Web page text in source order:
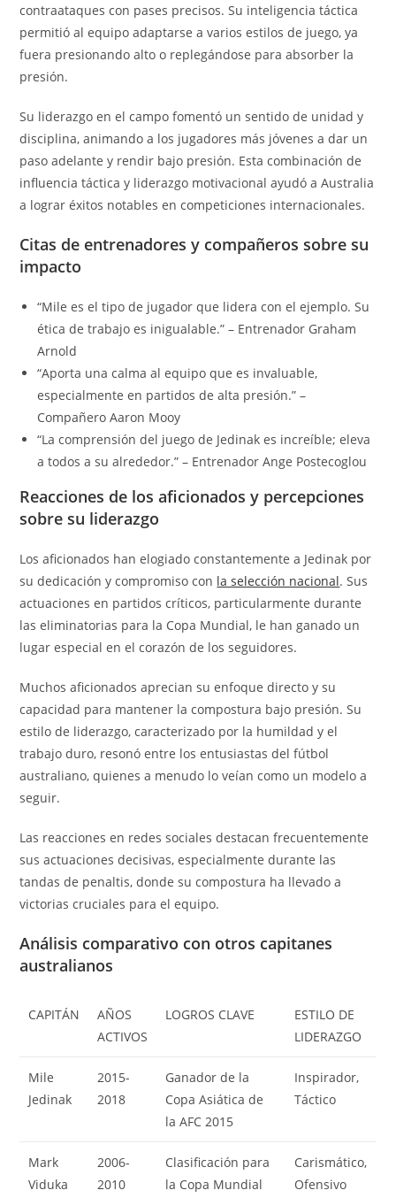
contraataques con pases precisos. Su inteligencia táctica
permitió al equipo adaptarse a varios estilos de juego, ya
fuera presionando alto o replegándose para absorber la
presión.
Su liderazgo en el campo fomentó un sentido de unidad y
disciplina, animando a los jugadores más jóvenes a dar un
paso adelante y rendir bajo presión. Esta combinación de
influencia táctica y liderazgo motivacional ayudó a Australia
a lograr éxitos notables en competiciones internacionales.
Citas de entrenadores y compañeros sobre su
impacto
“Mile es el tipo de jugador que lidera con el ejemplo. Su
ética de trabajo es inigualable.” – Entrenador Graham
Arnold
“Aporta una calma al equipo que es invaluable,
especialmente en partidos de alta presión.” –
Compañero Aaron Mooy
“La comprensión del juego de Jedinak es increíble; eleva
a todos a su alrededor.” – Entrenador Ange Postecoglou
Reacciones de los aficionados y percepciones
sobre su liderazgo
Los aficionados han elogiado constantemente a Jedinak por
su dedicación y compromiso con la selección nacional. Sus
actuaciones en partidos críticos, particularmente durante
las eliminatorias para la Copa Mundial, le han ganado un
lugar especial en el corazón de los seguidores.
Muchos aficionados aprecian su enfoque directo y su
capacidad para mantener la compostura bajo presión. Su
estilo de liderazgo, caracterizado por la humildad y el
trabajo duro, resonó entre los entusiastas del fútbol
australiano, quienes a menudo lo veían como un modelo a
seguir.
Las reacciones en redes sociales destacan frecuentemente
sus actuaciones decisivas, especialmente durante las
tandas de penaltis, donde su compostura ha llevado a
victorias cruciales para el equipo.
Análisis comparativo con otros capitanes
australianos
CAPITÁN
AÑOS
ACTIVOS
LOGROS CLAVE
ESTILO DE
LIDERAZGO
Mile
Jedinak
2015-
2018
Ganador de la
Copa Asiática de
la AFC 2015
Inspirador,
Táctico
Mark
Viduka
2006-
2010
Clasificación para
la Copa Mundial
Carismático,
Ofensivo